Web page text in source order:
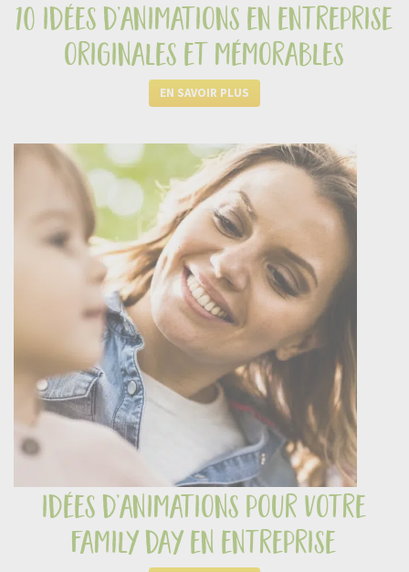
10 idées d’animations en entreprise
originales et mémorables
EN SAVOIR PLUS
idées d’animations pour votre
family day en entreprise